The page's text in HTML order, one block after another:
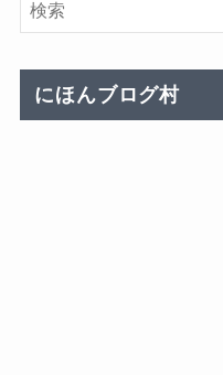
にほんブログ村